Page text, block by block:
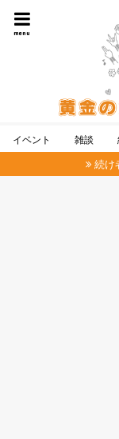
menu
イベント 雑談
続け